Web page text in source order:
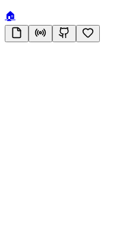
🏠